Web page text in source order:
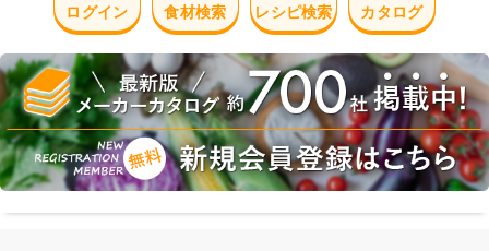
ログイン 食材検索 レシピ検索 カタログ